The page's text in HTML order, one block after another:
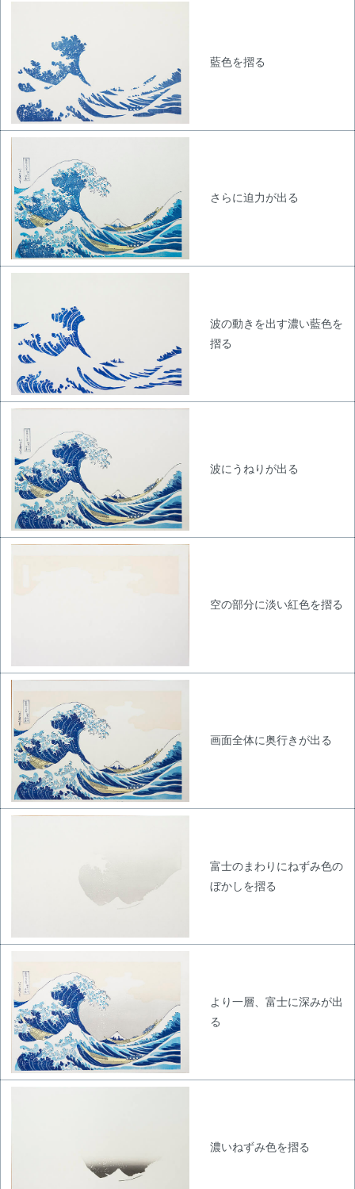
藍色を摺る
さらに迫力が出る
波の動きを出す濃い藍色を
摺る
波にうねりが出る
空の部分に淡い紅色を摺る
画面全体に奥行きが出る
富士のまわりにねずみ色の
ぼかしを摺る
より一層、富士に深みが出
る
濃いねずみ色を摺る